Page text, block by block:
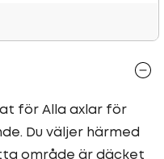
för Alla axlar för
Du väljer härmed
område är däcket